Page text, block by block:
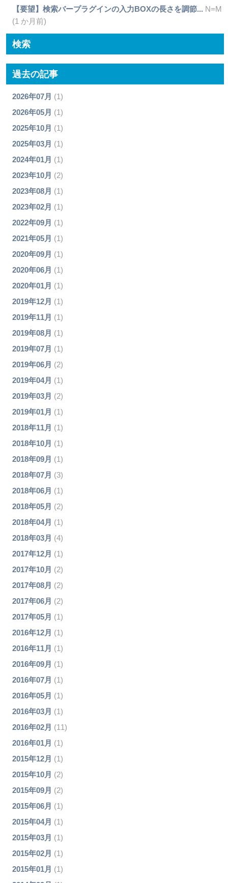
【要望】検索バープラグインの入力BOXの長さを調節... N=M
(1 か月前)
検索
過去の記事
2026年07月 (1)
2026年05月 (1)
2025年10月 (1)
2025年03月 (1)
2024年01月 (1)
2023年10月 (2)
2023年08月 (1)
2023年02月 (1)
2022年09月 (1)
2021年05月 (1)
2020年09月 (1)
2020年06月 (1)
2020年01月 (1)
2019年12月 (1)
2019年11月 (1)
2019年08月 (1)
2019年07月 (1)
2019年06月 (2)
2019年04月 (1)
2019年03月 (2)
2019年01月 (1)
2018年11月 (1)
2018年10月 (1)
2018年09月 (1)
2018年07月 (3)
2018年06月 (1)
2018年05月 (2)
2018年04月 (1)
2018年03月 (4)
2017年12月 (1)
2017年10月 (2)
2017年08月 (2)
2017年06月 (2)
2017年05月 (1)
2016年12月 (1)
2016年11月 (1)
2016年09月 (1)
2016年07月 (1)
2016年05月 (1)
2016年03月 (1)
2016年02月 (11)
2016年01月 (1)
2015年12月 (1)
2015年10月 (2)
2015年09月 (2)
2015年06月 (1)
2015年04月 (1)
2015年03月 (1)
2015年02月 (1)
2015年01月 (1)